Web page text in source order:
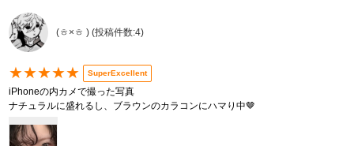
(ㅎ×ㅎ ) (投稿件数:4)
★★★★★ SuperExcellent
iPhoneの内カメで撮った写真
ナチュラルに盛れるし、ブラウンのカラコンにハマり中🤎